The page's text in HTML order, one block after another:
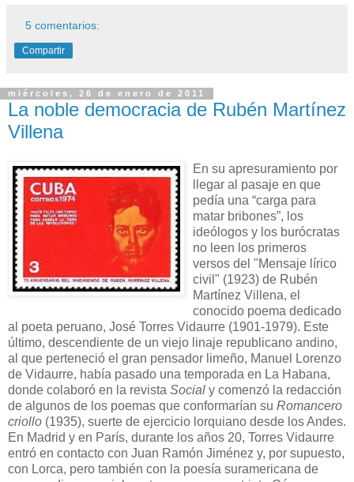
5 comentarios:
Compartir
miércoles, 26 de enero de 2011
La noble democracia de Rubén Martínez
Villena
En su apresuramiento por
llegar al pasaje en que
pedía una “carga para
matar bribones”, los
ideólogos y los burócratas
no leen los primeros
versos del "Mensaje lírico
civil" (1923) de Rubén
Martínez Villena, el
conocido poema dedicado
al poeta peruano, José Torres Vidaurre (1901-1979). Este
último, descendiente de un viejo linaje republicano andino,
al que perteneció el gran pensador limeño, Manuel Lorenzo
de Vidaurre, había pasado una temporada en La Habana,
donde colaboró en la revista Social y comenzó la redacción
de algunos de los poemas que conformarían su Romancero
criollo (1935), suerte de ejercicio lorquiano desde los Andes.
En Madrid y en París, durante los años 20, Torres Vidaurre
entró en contacto con Juan Ramón Jiménez y, por supuesto,
con Lorca, pero también con la poesía suramericana de